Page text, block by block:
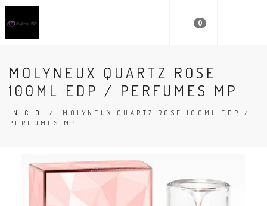
0
MOLYNEUX QUARTZ ROSE
100ML EDP / PERFUMES MP
INICIO / MOLYNEUX QUARTZ ROSE 100ML EDP /
PERFUMES MP